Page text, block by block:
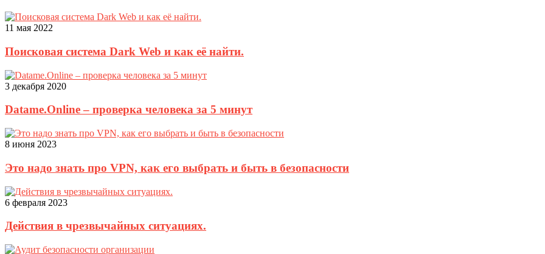
11 мая 2022
Поисковая система Dark Web и как её найти.
3 декабря 2020
Datame.Online – проверка человека за 5 минут
8 июня 2023
Это надо знать про VPN, как его выбрать и быть в безопасности
6 февраля 2023
Действия в чрезвычайных ситуациях.